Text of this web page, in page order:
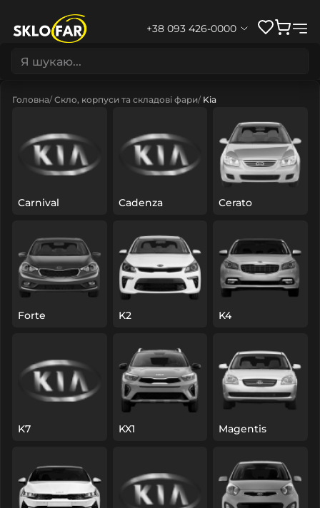
+38 093 426-0000
Головна Скло, корпуси та складові фари Kia
Carnival Cadenza Cerato
Forte K2 K4
K7 KX1 Magentis